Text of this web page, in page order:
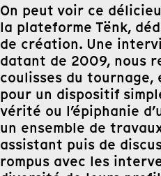
On peut voir ce
la plateforme Tënk,
de création. Une
datant de 2009, nous
coulisses du
pour un dispositif
vérité ou l’épiphanie
un ensemble de
assistant puis de
rompus avec les